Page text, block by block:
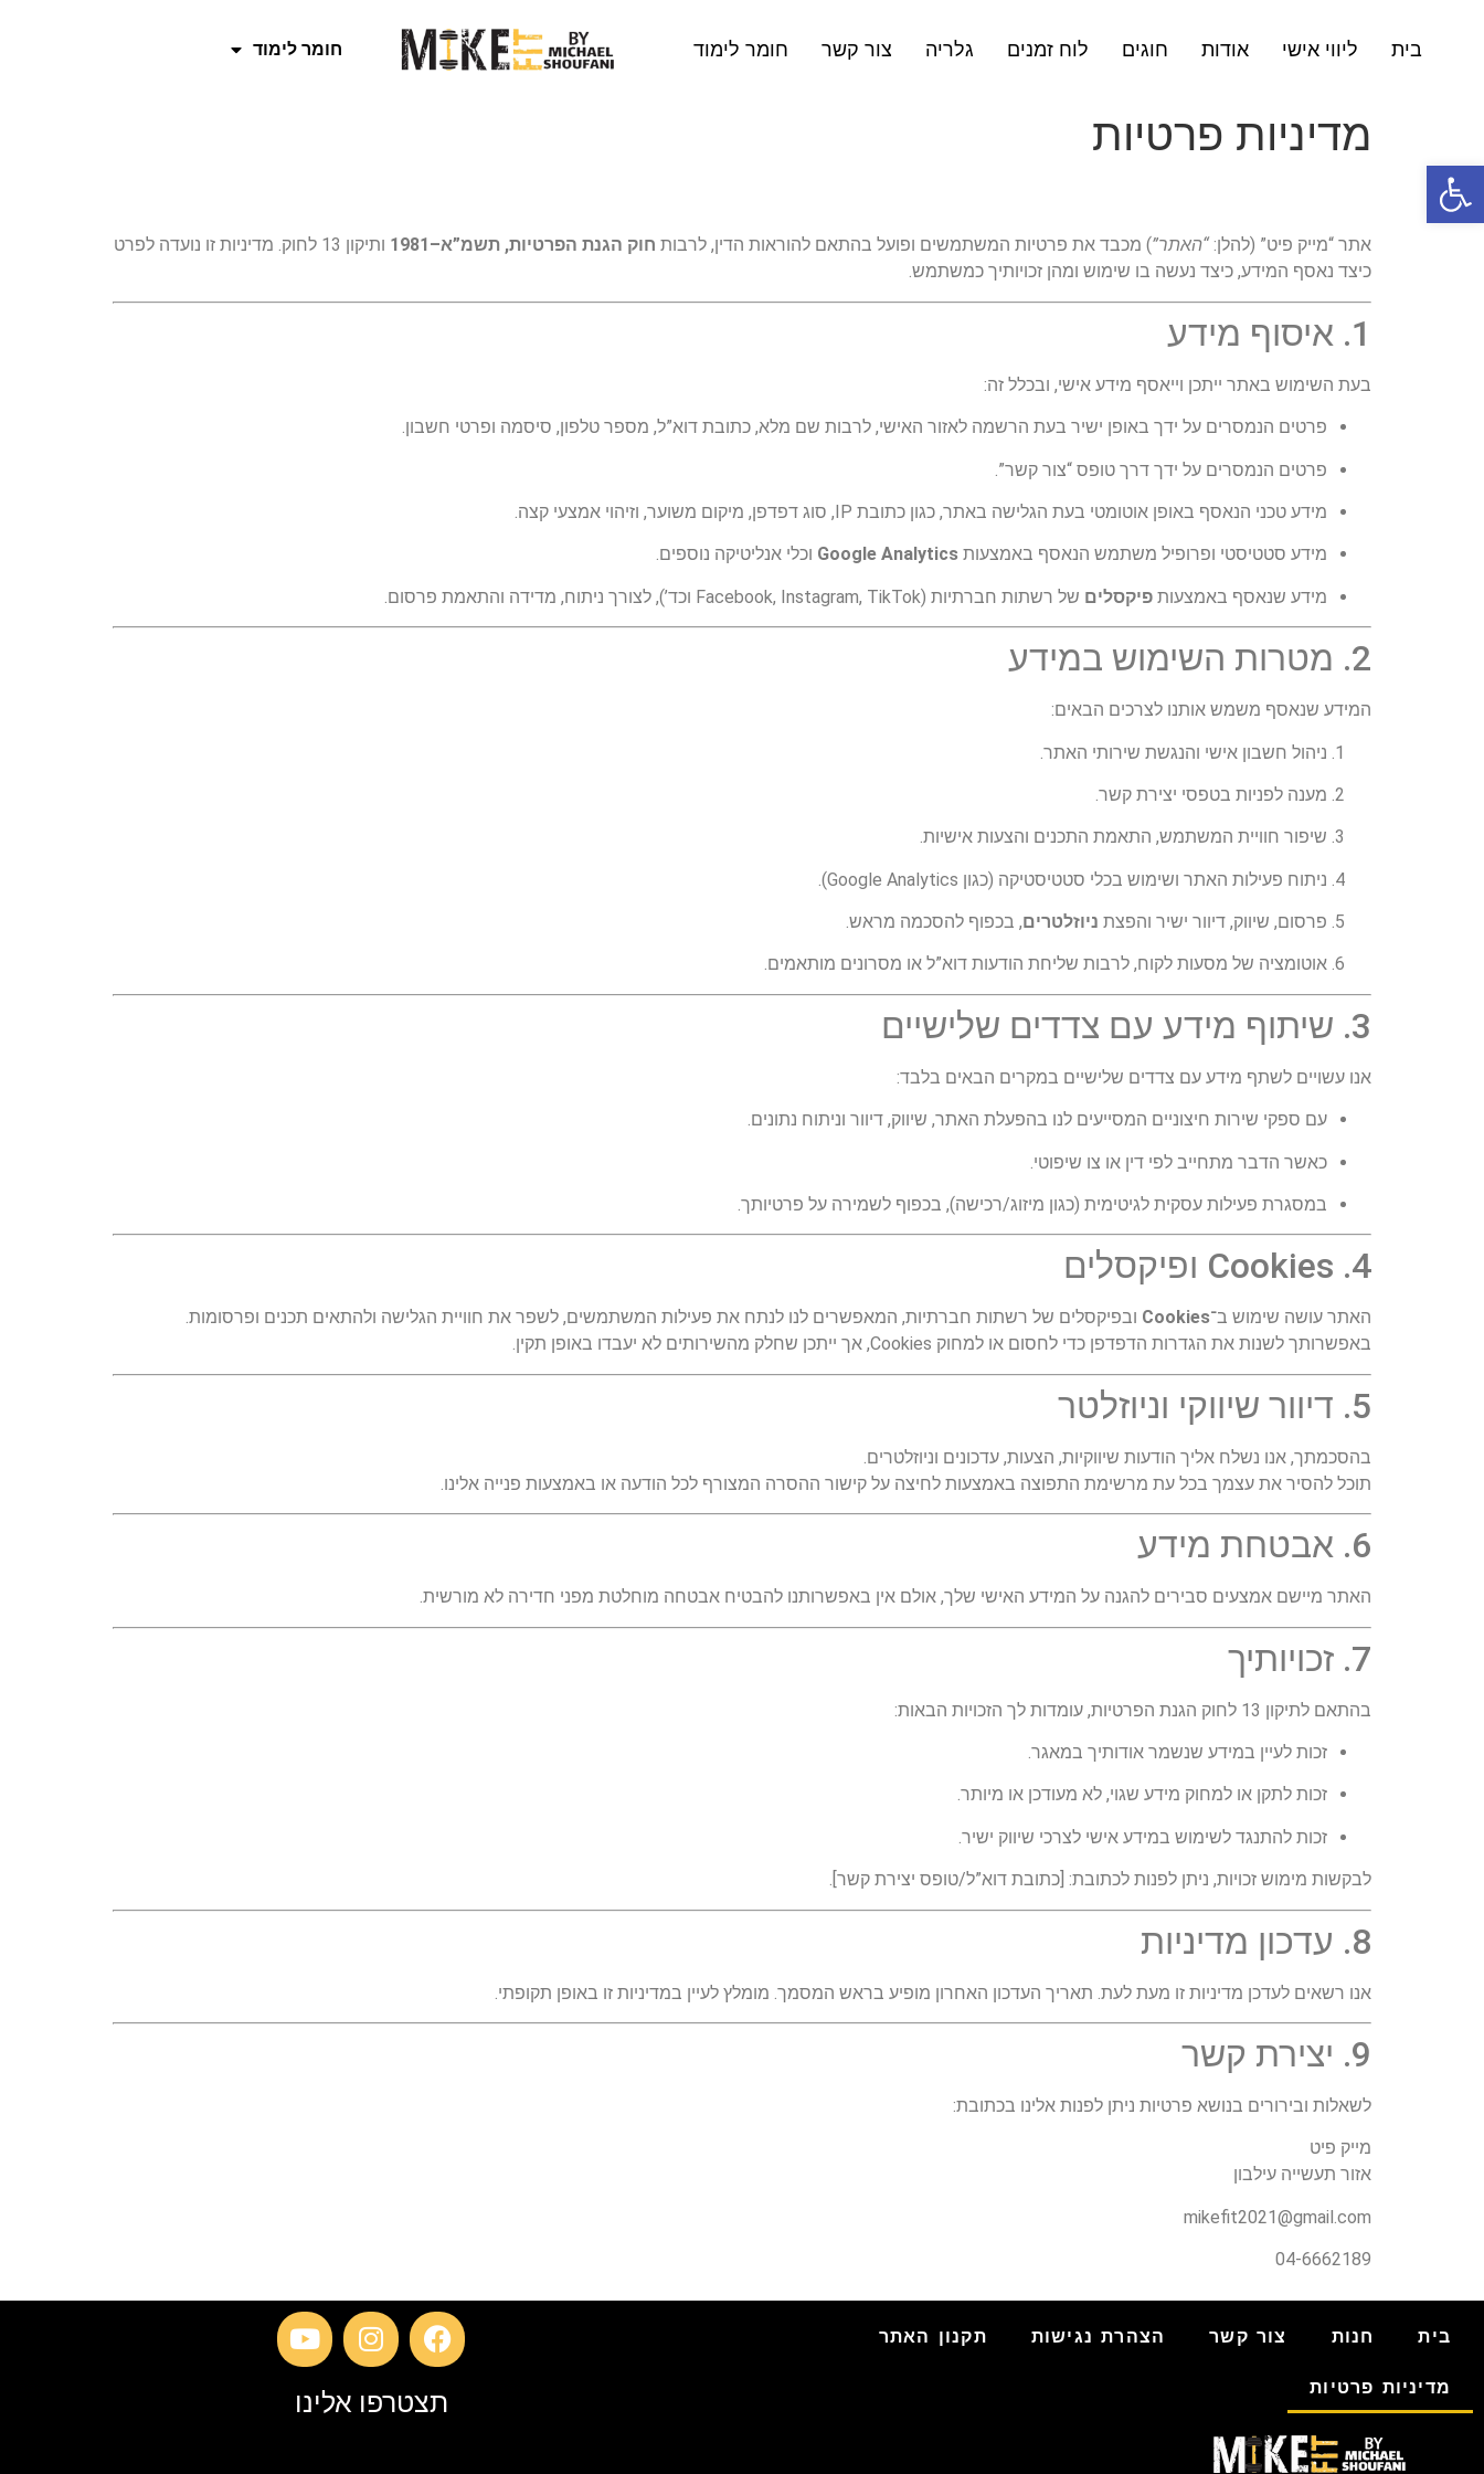
פתח סרגל נגישות
בית ליווי אישי אודות חוגים לוח זמנים גלריה צור קשר חומר לימוד חומר לימוד
מדיניות פרטיות
אתר “מייק פיט” (להלן: “האתר”) מכבד את פרטיות המשתמשים ופועל בהתאם להוראות הדין, לרבות חוק הגנת הפרטיות, תשמ”א–1981
ותיקון 13 לחוק. מדיניות זו נועדה לפרט
כיצד נאסף המידע, כיצד נעשה בו שימוש ומהן זכויותיך כמשתמש.
1. איסוף מידע
בעת השימוש באתר ייתכן וייאסף מידע אישי, ובכלל זה:
פרטים הנמסרים על ידך באופן ישיר בעת הרשמה לאזור האישי, לרבות שם מלא, כתובת דוא”ל, מספר טלפון, סיסמה ופרטי חשבון.
פרטים הנמסרים על ידך דרך טופס “צור קשר”.
מידע טכני הנאסף באופן אוטומטי בעת הגלישה באתר, כגון כתובת IP, סוג דפדפן, מיקום משוער, וזיהוי אמצעי קצה.
מידע סטטיסטי ופרופיל משתמש הנאסף באמצעות Google Analytics וכלי אנליטיקה נוספים.
מידע שנאסף באמצעות פיקסלים של רשתות חברתיות (Facebook, Instagram, TikTok וכד’), לצורך ניתוח, מדידה והתאמת פרסום.
2. מטרות השימוש במידע
המידע שנאסף משמש אותנו לצרכים הבאים:
ניהול חשבון אישי והנגשת שירותי האתר.
מענה לפניות בטפסי יצירת קשר.
שיפור חוויית המשתמש, התאמת התכנים והצעות אישיות.
ניתוח פעילות האתר ושימוש בכלי סטטיסטיקה (כגון Google Analytics).
פרסום, שיווק, דיוור ישיר והפצת ניוזלטרים, בכפוף להסכמה מראש.
אוטומציה של מסעות לקוח, לרבות שליחת הודעות דוא”ל או מסרונים מותאמים.
3. שיתוף מידע עם צדדים שלישיים
אנו עשויים לשתף מידע עם צדדים שלישיים במקרים הבאים בלבד:
עם ספקי שירות חיצוניים המסייעים לנו בהפעלת האתר, שיווק, דיוור וניתוח נתונים.
כאשר הדבר מתחייב לפי דין או צו שיפוטי.
במסגרת פעילות עסקית לגיטימית (כגון מיזוג/רכישה), בכפוף לשמירה על פרטיותך.
4. Cookies ופיקסלים
האתר עושה שימוש ב־Cookies ובפיקסלים של רשתות חברתיות, המאפשרים לנו לנתח את פעילות המשתמשים, לשפר את חוויית הגלישה ולהתאים תכנים ופרסומות.
באפשרותך לשנות את הגדרות הדפדפן כדי לחסום או למחוק Cookies, אך ייתכן שחלק מהשירותים לא יעבדו באופן תקין.
5. דיוור שיווקי וניוזלטר
בהסכמתך, אנו נשלח אליך הודעות שיווקיות, הצעות, עדכונים וניוזלטרים.
תוכל להסיר את עצמך בכל עת מרשימת התפוצה באמצעות לחיצה על קישור ההסרה המצורף לכל הודעה או באמצעות פנייה אלינו.
6. אבטחת מידע
האתר מיישם אמצעים סבירים להגנה על המידע האישי שלך, אולם אין באפשרותנו להבטיח אבטחה מוחלטת מפני חדירה לא מורשית.
7. זכויותיך
בהתאם לתיקון 13 לחוק הגנת הפרטיות, עומדות לך הזכויות הבאות:
זכות לעיין במידע שנשמר אודותיך במאגר.
זכות לתקן או למחוק מידע שגוי, לא מעודכן או מיותר.
זכות להתנגד לשימוש במידע אישי לצרכי שיווק ישיר.
לבקשות מימוש זכויות, ניתן לפנות לכתובת: [כתובת דוא”ל/טופס יצירת קשר].
8. עדכון מדיניות
אנו רשאים לעדכן מדיניות זו מעת לעת. תאריך העדכון האחרון מופיע בראש המסמך. מומלץ לעיין במדיניות זו באופן תקופתי.
9. יצירת קשר
לשאלות ובירורים בנושא פרטיות ניתן לפנות אלינו בכתובת:
מייק פיט
אזור תעשייה עילבון
mikefit2021@gmail.com
04-6662189
בית חנות צור קשר הצהרת נגישות תקנון האתר
מדיניות פרטיות תצטרפו אלינו